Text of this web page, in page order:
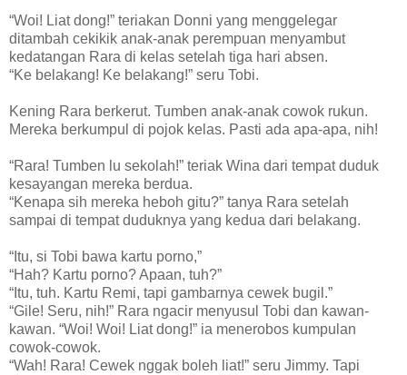
“Woi! Liat dong!” teriakan Donni yang menggelegar
ditambah cekikik anak-anak perempuan menyambut
kedatangan Rara di kelas setelah tiga hari absen.
“Ke belakang! Ke belakang!” seru Tobi.
Kening Rara berkerut. Tumben anak-anak cowok rukun.
Mereka berkumpul di pojok kelas. Pasti ada apa-apa, nih!
“Rara! Tumben lu sekolah!” teriak Wina dari tempat duduk
kesayangan mereka berdua.
“Kenapa sih mereka heboh gitu?” tanya Rara setelah
sampai di tempat duduknya yang kedua dari belakang.
“Itu, si Tobi bawa kartu porno,”
“Hah? Kartu porno? Apaan, tuh?”
“Itu, tuh. Kartu Remi, tapi gambarnya cewek bugil.”
“Gile! Seru, nih!” Rara ngacir menyusul Tobi dan kawan-
kawan. “Woi! Woi! Liat dong!” ia menerobos kumpulan
cowok-cowok.
“Wah! Rara! Cewek nggak boleh liat!” seru Jimmy. Tapi